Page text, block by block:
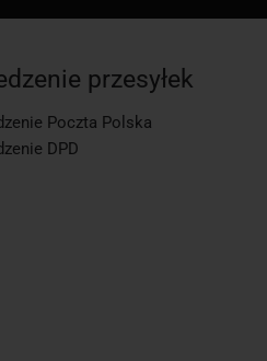
przesyłek
Poczta Polska
DPD